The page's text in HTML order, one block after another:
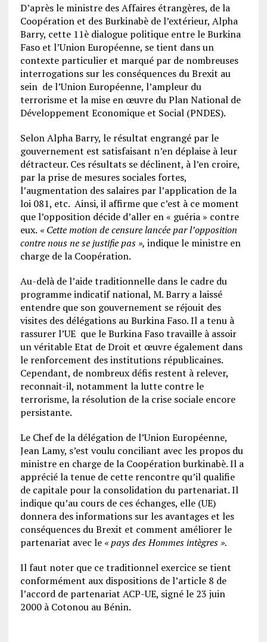
D’après le ministre des Affaires étrangères, de la
Coopération et des Burkinabè de l’extérieur, Alpha
Barry, cette 11è dialogue politique entre le Burkina
Faso et l’Union Européenne, se tient dans un
contexte particulier et marqué par de nombreuses
interrogations sur les conséquences du Brexit au
sein de l’Union Européenne, l’ampleur du
terrorisme et la mise en œuvre du Plan National de
Développement Economique et Social (PNDES).
Selon Alpha Barry, le résultat engrangé par le
gouvernement est satisfaisant n’en déplaise à leur
détracteur. Ces résultats se déclinent, à l’en croire,
par la prise de mesures sociales fortes,
l’augmentation des salaires par l’application de la
loi 081, etc. Ainsi, il affirme que c’est à ce moment
que l’opposition décide d’aller en « guéria » contre
eux. « Cette motion de censure lancée par l’opposition
contre nous ne se justifie pas », indique le ministre en
charge de la Coopération.
Au-delà de l’aide traditionnelle dans le cadre du
programme indicatif national, M. Barry a laissé
entendre que son gouvernement se réjouit des
visites des délégations au Burkina Faso. Il a tenu à
rassurer l’UE que le Burkina Faso travaille à assoir
un véritable Etat de Droit et œuvre également dans
le renforcement des institutions républicaines.
Cependant, de nombreux défis restent à relever,
reconnait-il, notamment la lutte contre le
terrorisme, la résolution de la crise sociale encore
persistante.
Le Chef de la délégation de l’Union Européenne,
Jean Lamy, s’est voulu conciliant avec les propos du
ministre en charge de la Coopération burkinabè. Il a
apprécié la tenue de cette rencontre qu’il qualifie
de capitale pour la consolidation du partenariat. Il
indique qu’au cours de ces échanges, elle (UE)
donnera des informations sur les avantages et les
conséquences du Brexit et comment améliorer le
partenariat avec le« pays des Hommes intègres ».
Il faut noter que ce traditionnel exercice se tient
conformément aux dispositions de l’article 8 de
l’accord de partenariat ACP-UE, signé le 23 juin
2000 à Cotonou au Bénin.